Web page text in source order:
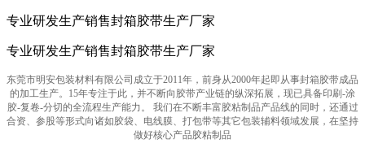
专业研发生产销售封箱胶带生产厂家
专业研发生产销售封箱胶带生产厂家
东莞市明安包装材料有限公司成立于2011年，前身从2000年起即从事封箱胶带成品
的加工生产。15年专注于此，并不断向胶带产业链的纵深拓展，现已具备印刷-涂
胶-复卷-分切的全流程生产能力。 我们在不断丰富胶粘制品产品线的同时，还通过
合资、参股等形式向诸如胶袋、电线膜、打包带等其它包装辅料领域发展，在坚持
做好核心产品胶粘制品